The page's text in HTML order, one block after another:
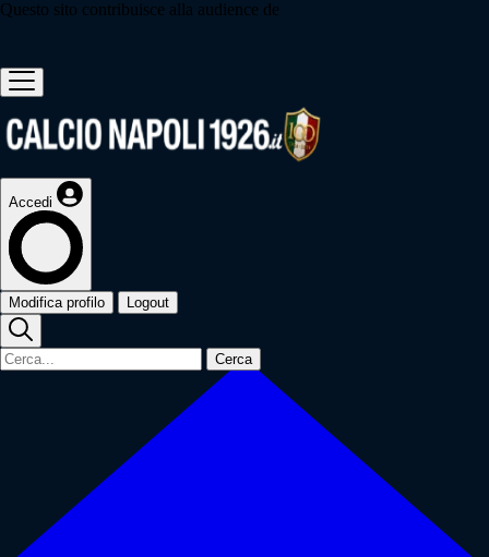
Questo sito contribuisce alla audience de
Accedi
Modifica profilo Logout
Cerca